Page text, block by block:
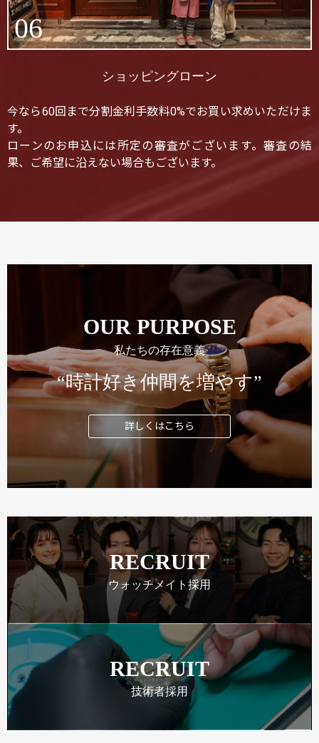
06
ショッピングローン
今なら60回まで分割金利手数料0%でお買い求めいただけま
す。
ローンのお申込には所定の審査がございます。審査の結
果、ご希望に沿えない場合もございます。
OUR PURPOSE
私たちの存在意義
“時計好き仲間を増やす”
詳しくはこちら
RECRUIT
ウォッチメイト採用
RECRUIT
技術者採用